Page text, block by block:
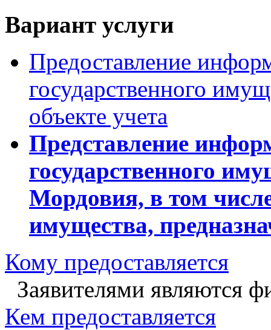
Вариант услуги
Предоставление
государственного
объекте учета
Представление
государственного
Мордовия, в том
имущества,
Кому предоставляется
Заявителями являются
Кем предоставляется